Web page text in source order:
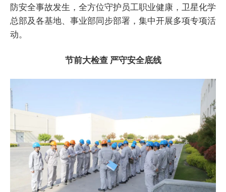
防安全事故发生，全方位守护员工职业健康，卫星化学
总部及各基地、事业部同步部署，集中开展多项专项活
动。
节前大检查 严守安全底线